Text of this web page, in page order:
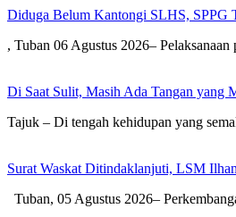
Diduga Belum Kantongi SLHS, SPPG
, Tuban 06 Agustus 2026–
Di Saat Sulit, Masih Ada Tangan yang
Tajuk – Di tengah kehidupan yang
Surat Waskat Ditindaklanjuti, LSM
Tuban, 05 Agustus 2026–